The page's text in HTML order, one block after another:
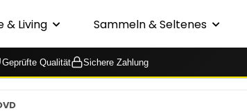
& Living Sammeln & Seltenes
Geprüfte Qualität Sichere Zahlung